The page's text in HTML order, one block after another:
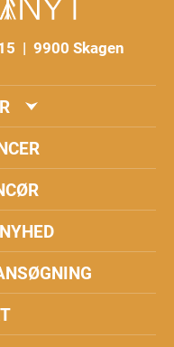
| 9900 Skagen